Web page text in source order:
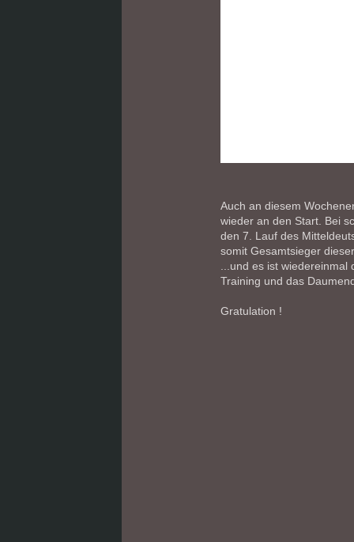
Auch an diesem
wieder an den Start. Bei
den 7. Lauf des
somit Gesamtsieger
...und es ist
Training und das
Gratulation !